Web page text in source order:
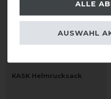
KASK Helmrucksack
ALLE
AUSWAHL